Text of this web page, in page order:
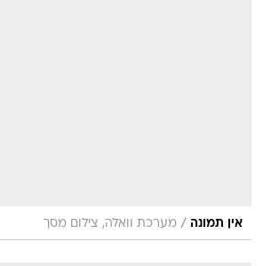
אין תמונה / מערכת וואלה, צילום מסך